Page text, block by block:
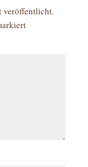
veröffentlicht.